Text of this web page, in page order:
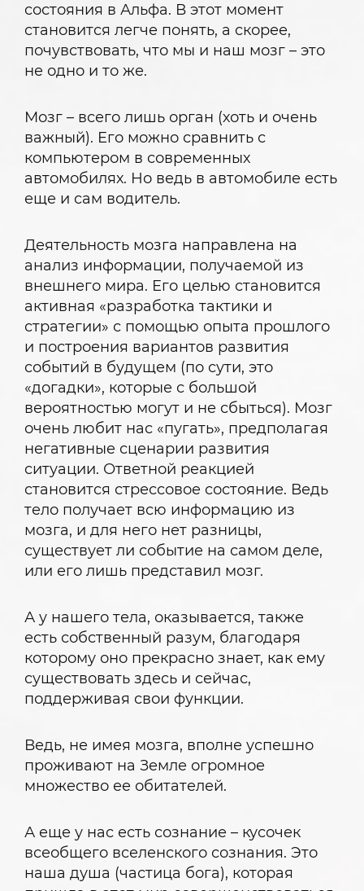
состояния в Альфа. В этот момент
становится легче понять, а скорее,
почувствовать, что мы и наш мозг – это
не одно и то же.
Мозг – всего лишь орган (хоть и очень
важный). Его можно сравнить с
компьютером в современных
автомобилях. Но ведь в автомобиле есть
еще и сам водитель.
Деятельность мозга направлена на
анализ информации, получаемой из
внешнего мира. Его целью становится
активная «разработка тактики и
стратегии» с помощью опыта прошлого
и построения вариантов развития
событий в будущем (по сути, это
«догадки», которые с большой
вероятностью могут и не сбыться). Мозг
очень любит нас «пугать», предполагая
негативные сценарии развития
ситуации. Ответной реакцией
становится стрессовое состояние. Ведь
тело получает всю информацию из
мозга, и для него нет разницы,
существует ли событие на самом деле,
или его лишь представил мозг.
А у нашего тела, оказывается, также
есть собственный разум, благодаря
которому оно прекрасно знает, как ему
существовать здесь и сейчас,
поддерживая свои функции.
Ведь, не имея мозга, вполне успешно
проживают на Земле огромное
множество ее обитателей.
А еще у нас есть сознание – кусочек
всеобщего вселенского сознания. Это
наша душа (частица бога), которая